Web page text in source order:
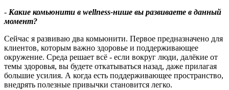
- Какие комьюнити в wellness‑нише вы развиваете в данный
момент?
Сейчас я развиваю два комьюнити. Первое предназначено для
клиентов, которым важно здоровье и поддерживающее
окружение. Среда решает всё - если вокруг люди, далёкие от
темы здоровья, вы будете откатываться назад, даже прилагая
большие усилия. А когда есть поддерживающее пространство,
внедрять полезные привычки становится легко.